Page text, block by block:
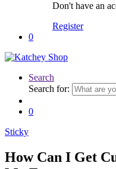
Don't have an
Register
0
Search
Search for:
0
Sticky
How Can I Get